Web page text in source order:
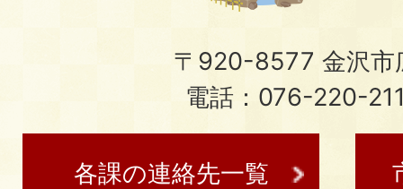
〒920-8577 金沢市
電話：076-220-
各課の連絡先一覧